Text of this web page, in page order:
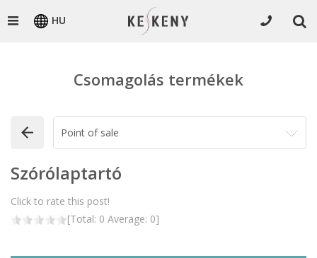
HU
Csomagolás termékek
Szórólaptartó
Click to rate this post!
[Total: 0 Average: 0]